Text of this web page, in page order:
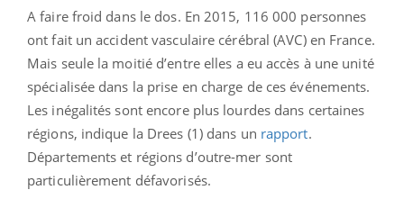
A faire froid dans le dos. En 2015, 116 000 personnes
ont fait un accident vasculaire cérébral (AVC) en France.
Mais seule la moitié d’entre elles a eu accès à une unité
spécialisée dans la prise en charge de ces événements.
Les inégalités sont encore plus lourdes dans certaines
régions, indique la Drees (1) dans un rapport.
Départements et régions d’outre-mer sont
particulièrement défavorisés.